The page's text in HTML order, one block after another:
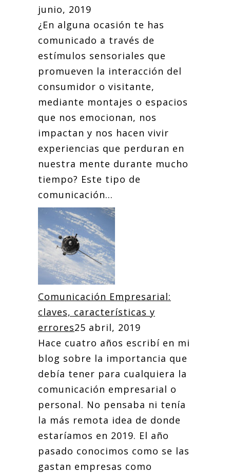
junio, 2019
¿En alguna ocasión te has
comunicado a través de
estímulos sensoriales que
promueven la interacción del
consumidor o visitante,
mediante montajes o espacios
que nos emocionan, nos
impactan y nos hacen vivir
experiencias que perduran en
nuestra mente durante mucho
tiempo? Este tipo de
comunicación...
Comunicación Empresarial:
claves, características y
errores25 abril, 2019
Hace cuatro años escribí en mi
blog sobre la importancia que
debía tener para cualquiera la
comunicación empresarial o
personal. No pensaba ni tenía
la más remota idea de donde
estaríamos en 2019. El año
pasado conocimos como se las
gastan empresas como